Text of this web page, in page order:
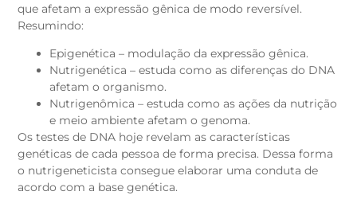
que afetam a expressão gênica de modo reversível.
Resumindo:
Epigenética – modulação da expressão gênica.
Nutrigenética – estuda como as diferenças do DNA
afetam o organismo.
Nutrigenômica – estuda como as ações da nutrição
e meio ambiente afetam o genoma.
Os testes de DNA hoje revelam as características
genéticas de cada pessoa de forma precisa. Dessa forma
o nutrigeneticista consegue elaborar uma conduta de
acordo com a base genética.